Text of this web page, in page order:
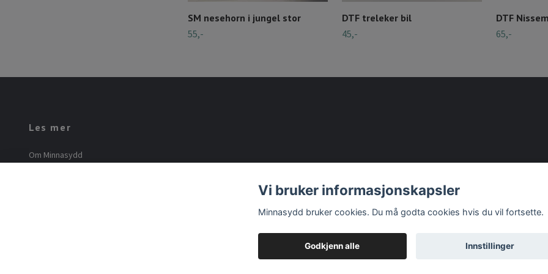
SM nesehorn i jungel stor
55,-
DTF treleker bil
45,-
DTF
65,-
Les mer
Om Minnasydd
Vi bruker informasjonskapsler
Minnasydd bruker cookies. Du må godta cookies hvis du vil fortsette.
Godkjenn alle Innstillinger